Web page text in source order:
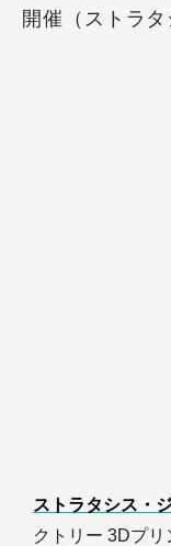
開催（ストラタ
ストラタシス・
クトリー 3Dプ